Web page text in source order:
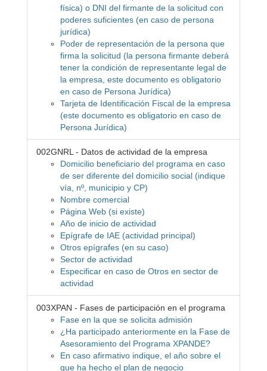
física) o DNI del firmante de la solicitud con
poderes suficientes (en caso de persona
jurídica)
Poder de representación de la persona que
firma la solicitud (la persona firmante deberá
tener la condición de representante legal de
la empresa, este documento es obligatorio
en caso de Persona Jurídica)
Tarjeta de Identificación Fiscal de la empresa
(este documento es obligatorio en caso de
Persona Jurídica)
002GNRL - Datos de actividad de la empresa
Domicilio beneficiario del programa en caso
de ser diferente del domicilio social (indique
vía, nº, municipio y CP)
Nombre comercial
Página Web (si existe)
Año de inicio de actividad
Epígrafe de IAE (actividad principal)
Otros epígrafes (en su caso)
Sector de actividad
Especificar en caso de Otros en sector de
actividad
003XPAN - Fases de participación en el programa
Fase en la que se solicita admisión
¿Ha participado anteriormente en la Fase de
Asesoramiento del Programa XPANDE?
En caso afirmativo indique, el año sobre el
que ha hecho el plan de negocio